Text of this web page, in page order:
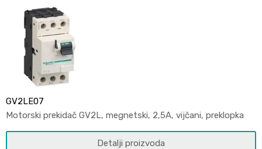
GV2LE07
Motorski prekidač GV2L, megnetski, 2,5A, vijčani, preklopka
Detalji proizvoda